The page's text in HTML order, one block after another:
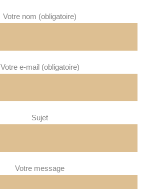
Votre nom (obligatoire)
Votre e-mail (obligatoire)
Sujet
Votre message